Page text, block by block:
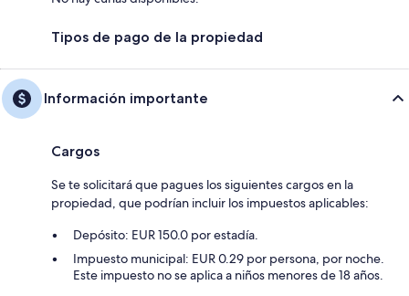
Tipos de pago de la propiedad
Información importante
Cargos
Se te solicitará que pagues los siguientes cargos en la
propiedad, que podrían incluir los impuestos aplicables:
Depósito: EUR 150.0 por estadía.
Impuesto municipal: EUR 0.29 por persona, por noche.
Este impuesto no se aplica a niños menores de 18 años.